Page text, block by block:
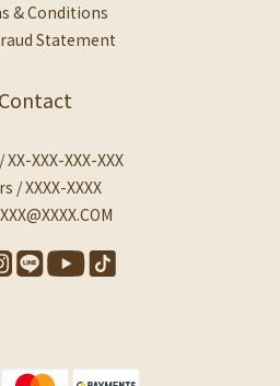
& Conditions
Statement
Contact
XXX-XXX-XXX
/ XXXX-XXXX